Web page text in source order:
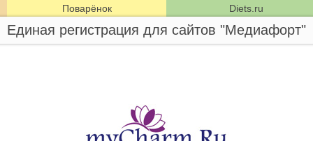
Поварёнок Diets.ru
Единая регистрация для сайтов "Медиафорт"